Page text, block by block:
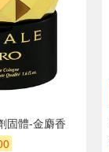
固體-金麝香